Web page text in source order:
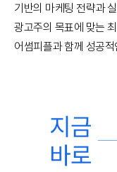
기반의 마케팅 전략과
광고주의 목표에 맞는
어썸피플과 함께 성공